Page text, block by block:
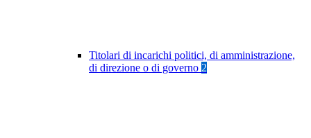
Titolari di incarichi politici, di amministrazione,
di direzione o di governo 2